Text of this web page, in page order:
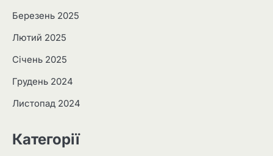
Березень 2025
Лютий 2025
Січень 2025
Грудень 2024
Листопад 2024
Категорії